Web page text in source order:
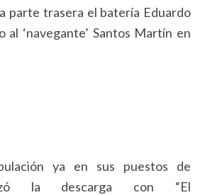
parte trasera el batería Eduardo
al ‘navegante’ Santos Martín en
ya en sus puestos de
la descarga con “El